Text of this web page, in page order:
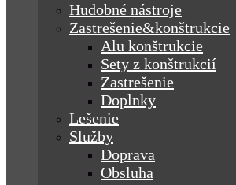
Hudobné nástroje
Zastrešenie&konštrukcie
Alu konštrukcie
Sety z konštrukcií
Zastrešenie
Doplnky
Lešenie
Služby
Doprava
Obsluha